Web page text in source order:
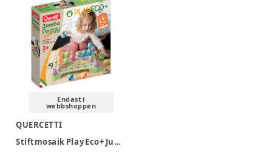
Endast i
webbshoppen
QUERCETTI
Stiftmosaik Play Eco+ Jumbo Peggy Evo